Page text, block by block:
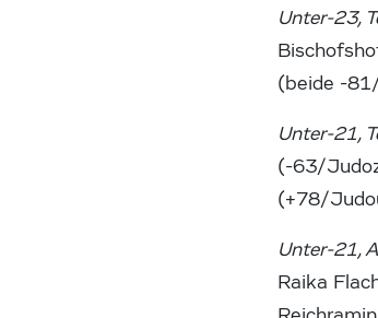
Unter-23,
(beide -
Unter-21,
(-63/
(+78/
Unter-21,
Raika